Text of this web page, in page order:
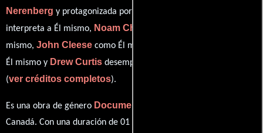
Nerenberg y protagonizada por
interpreta a Él mismo, Noam Chomsky
mismo, John Cleese como Él mismo,
Él mismo y Drew Curtis desempeñando el papel de Él mismo
(ver créditos completos).
Es una obra de género Documental
Canadá. Con una duración de 01 hr 1 min (61 minutos), esta